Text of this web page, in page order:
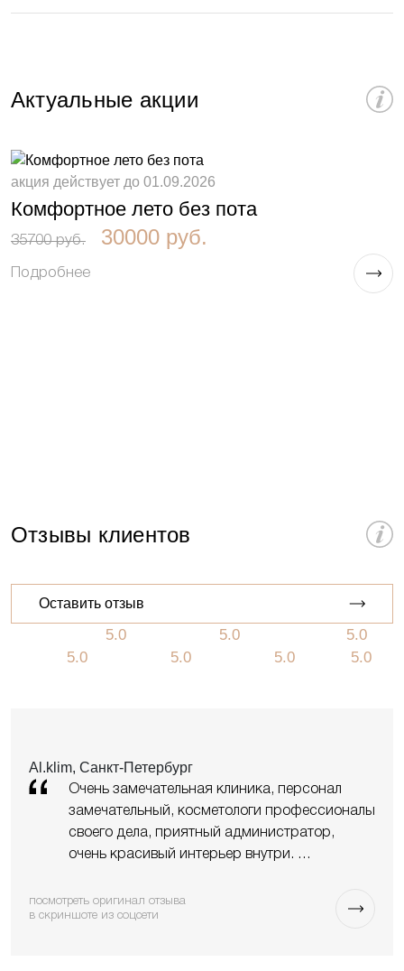
Актуальные акции
акция действует до 01.09.2026
Комфортное лето без пота
35700 руб. 30000 руб.
Подробнее
Отзывы клиентов
Оставить отзыв
5.0 5.0
5.0
5.0
5.0 5.0 5.0
Al.klim, Санкт-Петербург
Очень замечательная клиника, персонал
замечательный, косметологи профессионалы
своего дела, приятный администратор,
очень красивый интерьер внутри. …
посмотреть оригинал отзыва
в скриншоте из соцсети
персональных данных. Данные не передаются третьим
обработки данных